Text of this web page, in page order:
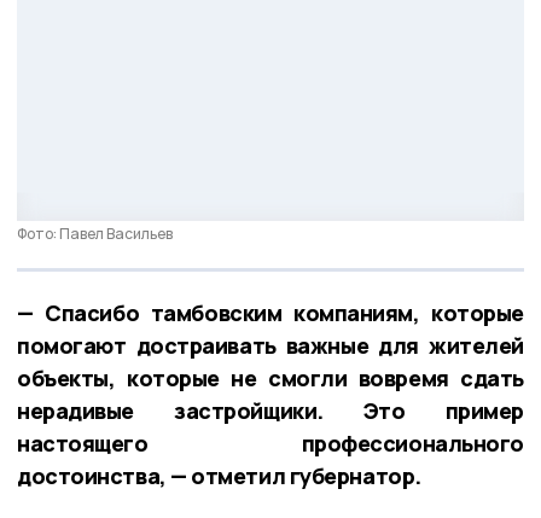
Фото: Павел Васильев
— Спасибо тамбовским компаниям, которые
помогают достраивать важные для жителей
объекты, которые не смогли вовремя сдать
нерадивые застройщики. Это пример
настоящего профессионального
достоинства, — отметил губернатор.